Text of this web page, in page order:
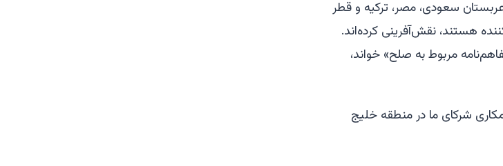
سعودی، مصر، ترکیه و قطر
هستند، نقش‌آفرینی کرده‌اند.
مربوط به صلح» خواند،
۴۸ ساعت گذشته با همکاری شرکای ما در منطقه خلیج